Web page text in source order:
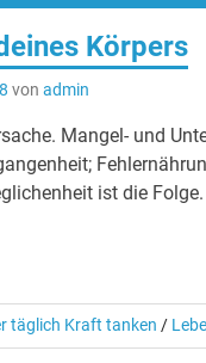
Körpers
von admin
Mangel- und
ist die Folge.
täglich Kraft tanken /